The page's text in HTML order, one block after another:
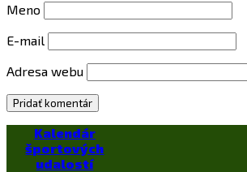
Meno
E-mail
Adresa webu
Kalendár
športových
udalostí